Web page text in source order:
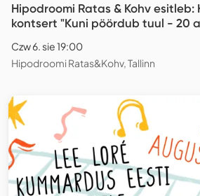
Hipodroomi Ratas & Kohv esitleb:
kontsert "Kuni pöördub tuul - 20
Czw 6. sie 19:00
Hipodroomi Ratas&Kohv, Tallinn